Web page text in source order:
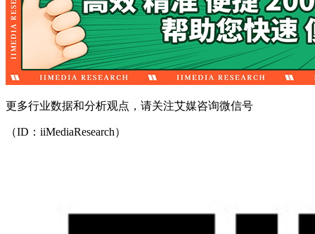
更多行业数据和分析观点，请关注艾媒咨询微信号
（ID：iiMediaResearch）